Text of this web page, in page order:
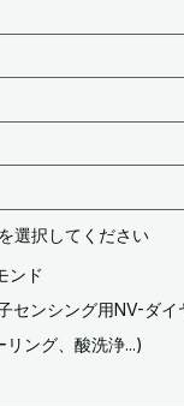
選択してください
ンド
センシング用NV-ダイ
ング、酸洗浄...)